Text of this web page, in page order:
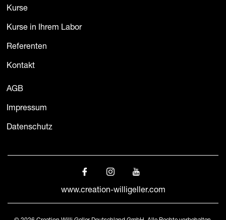
Kurse
Kurse in Ihrem Labor
Referenten
Kontakt
AGB
Impressum
Datenschutz
www.creation-willigeller.com